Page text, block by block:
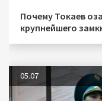
Почему Токаев
крупнейшего
05.07